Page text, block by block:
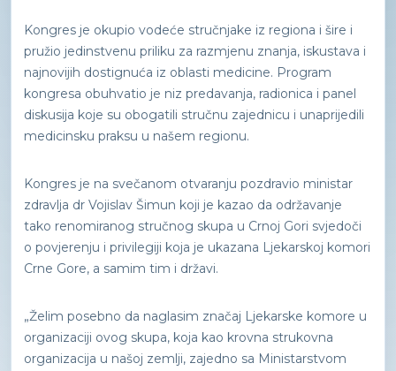
Kongres je okupio vodeće stručnjake iz regiona i šire i
pružio jedinstvenu priliku za razmjenu znanja, iskustava i
najnovijih dostignuća iz oblasti medicine. Program
kongresa obuhvatio je niz predavanja, radionica i panel
diskusija koje su obogatili stručnu zajednicu i unaprijedili
medicinsku praksu u našem regionu.
Kongres je na svečanom otvaranju pozdravio ministar
zdravlja dr Vojislav Šimun koji je kazao da održavanje
tako renomiranog stručnog skupa u Crnoj Gori svjedoči
o povjerenju i privilegiji koja je ukazana Ljekarskoj komori
Crne Gore, a samim tim i državi.
„Želim posebno da naglasim značaj Ljekarske komore u
organizaciji ovog skupa, koja kao krovna strukovna
organizacija u našoj zemlji, zajedno sa Ministarstvom